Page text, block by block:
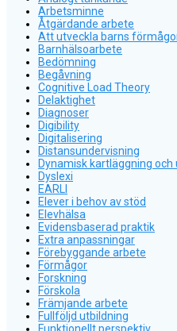
Arbetsminne
Åtgärdande arbete
Att utveckla barns
Barnhälsoarbete
Bedömning
Begåvning
Cognitive Load Theory
Delaktighet
Diagnoser
Digibility
Digitalisering
Distansundervisning
Dynamisk kartläggning och
Dyslexi
EARLI
Elever i behov av stöd
Elevhälsa
Evidensbaserad praktik
Extra anpassningar
Förebyggande arbete
Förmågor
Forskning
Förskola
Främjande arbete
Fullföljd utbildning